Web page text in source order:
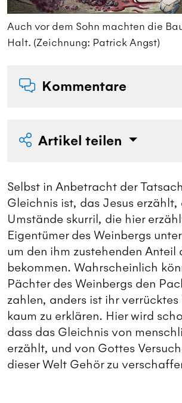
Auch vor dem Sohn machten die
Halt. (Zeichnung: Patrick Angst)
Kommentare
Artikel teilen
Selbst in Anbetracht der
Gleichnis ist, das Jesus erzählt,
Umstände skurril, die hier
Eigentümer des Weinbergs
um den ihm zustehenden Anteil
bekommen. Wahrscheinlich
Pächter des Weinbergs den
zahlen, anders ist ihr verrücktes
kaum zu erklären. Hier wird
dass das Gleichnis von
erzählt, und von Gottes
dieser Welt Gehör zu